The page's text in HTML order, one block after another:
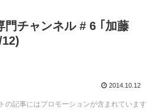
門チャンネル # 6 ｢加藤
2014.10.12
の記事にはプロモーションが含まれています